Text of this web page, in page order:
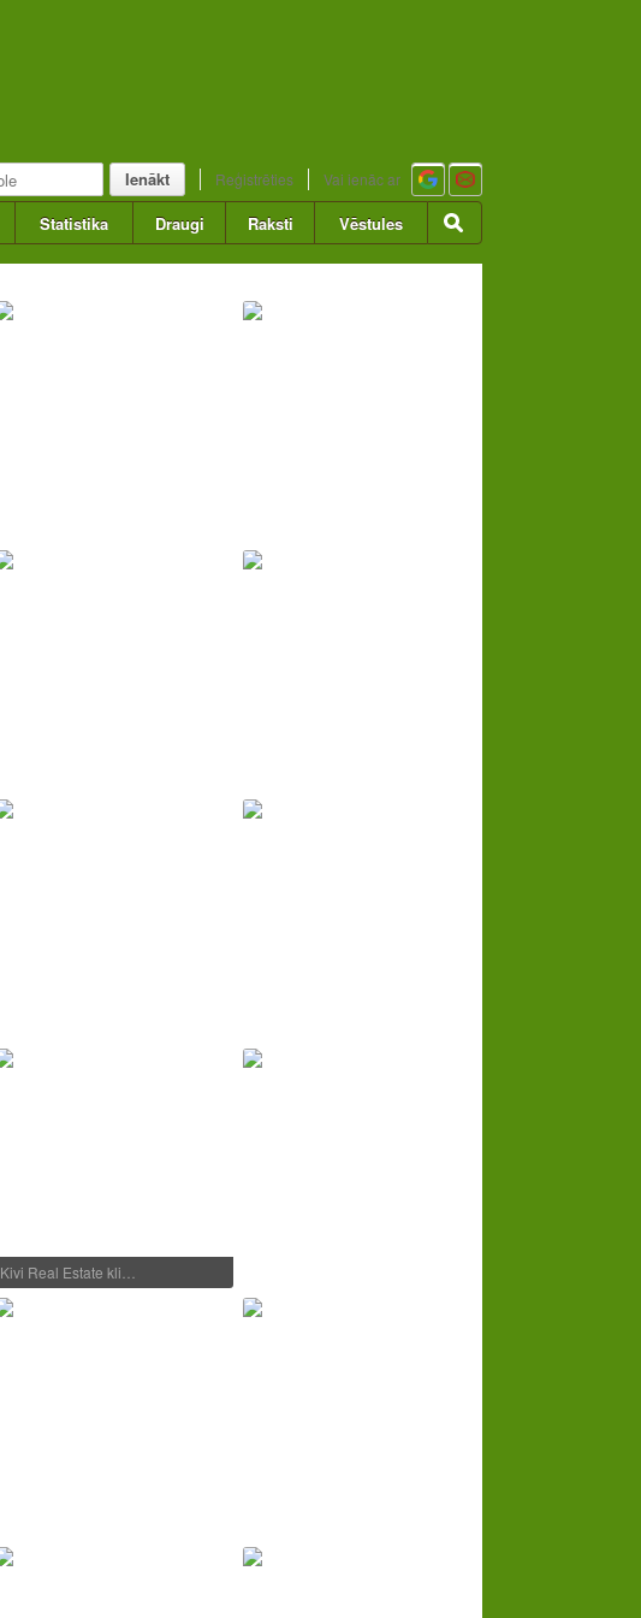
Ienākt Reģistrēties Vai ienāc ar
Statistika Draugi Raksti Vēstules
Kivi Real Estate kli…